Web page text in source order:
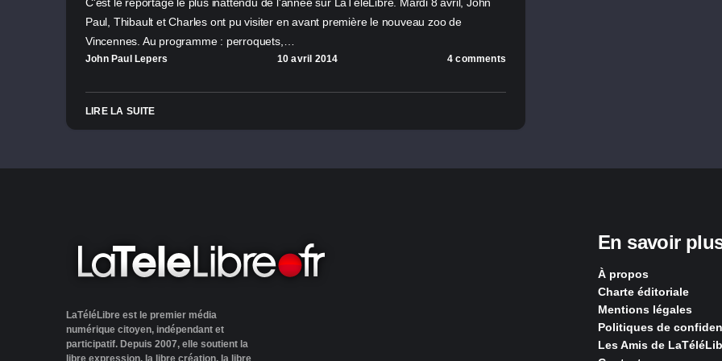
Paul, Thibault et Charles ont pu visiter en avant première le nouveau zoo de
Vincennes. Au programme : perroquets,…
John Paul Lepers 10 avril 2014 4 comments
LIRE LA SUITE
LaTéléLibre est le premier média
numérique citoyen, indépendant et
participatif. Depuis 2007, elle soutient la
En savoir
À propos
Charte éditoriale
Mentions légales
Politiques de
Les Amis de